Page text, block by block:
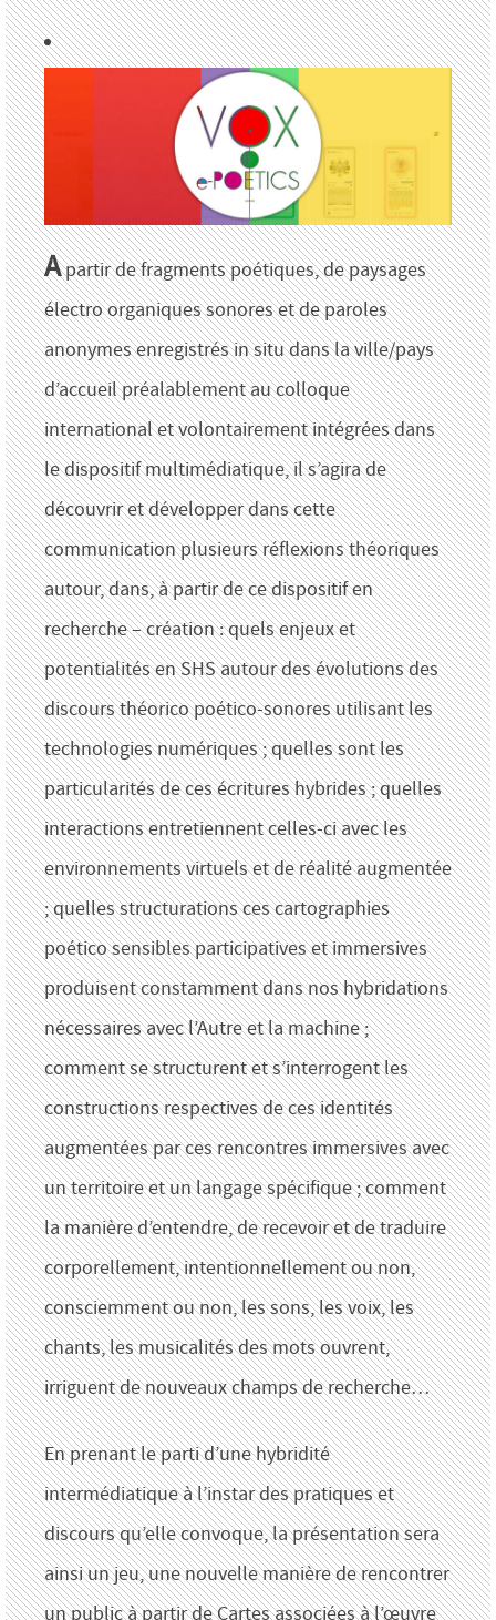
Apartir de fragments poétiques, de paysages
électro organiques sonores et de paroles
anonymes enregistrés in situ dans la ville/pays
d’accueil préalablement au colloque
international et volontairement intégrées dans
le dispositif multimédiatique, il s’agira de
découvrir et développer dans cette
communication plusieurs réflexions théoriques
autour, dans, à partir de ce dispositif en
recherche – création : quels enjeux et
potentialités en SHS autour des évolutions des
discours théorico poético-sonores utilisant les
technologies numériques ; quelles sont les
particularités de ces écritures hybrides ; quelles
interactions entretiennent celles-ci avec les
environnements virtuels et de réalité augmentée
; quelles structurations ces cartographies
poético sensibles participatives et immersives
produisent constamment dans nos hybridations
nécessaires avec l’Autre et la machine ;
comment se structurent et s’interrogent les
constructions respectives de ces identités
augmentées par ces rencontres immersives avec
un territoire et un langage spécifique ; comment
la manière d’entendre, de recevoir et de traduire
corporellement, intentionnellement ou non,
consciemment ou non, les sons, les voix, les
chants, les musicalités des mots ouvrent,
irriguent de nouveaux champs de recherche…
En prenant le parti d’une hybridité
intermédiatique à l’instar des pratiques et
discours qu’elle convoque, la présentation sera
ainsi un jeu, une nouvelle manière de rencontrer
un public à partir de Cartes associées à l’œuvre